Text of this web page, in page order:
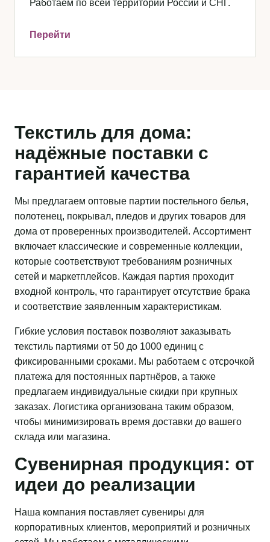
Работаем по всей территории России и СНГ.
Перейти
Текстиль для дома:
надёжные поставки с
гарантией качества
Мы предлагаем оптовые партии постельного белья,
полотенец, покрывал, пледов и других товаров для
дома от проверенных производителей. Ассортимент
включает классические и современные коллекции,
которые соответствуют требованиям розничных
сетей и маркетплейсов. Каждая партия проходит
входной контроль, что гарантирует отсутствие брака
и соответствие заявленным характеристикам.
Гибкие условия поставок позволяют заказывать
текстиль партиями от 50 до 1000 единиц с
фиксированными сроками. Мы работаем с отсрочкой
платежа для постоянных партнёров, а также
предлагаем индивидуальные скидки при крупных
заказах. Логистика организована таким образом,
чтобы минимизировать время доставки до вашего
склада или магазина.
Сувенирная продукция: от
идеи до реализации
Наша компания поставляет сувениры для
корпоративных клиентов, мероприятий и розничных